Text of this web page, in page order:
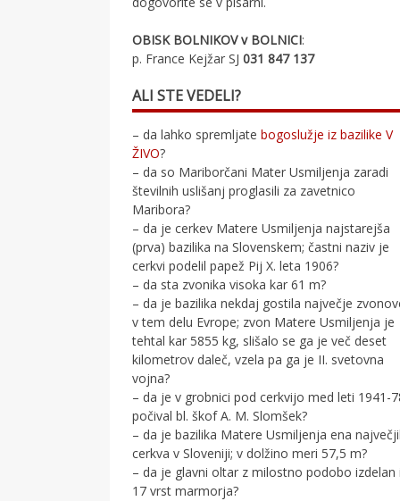
OBISK BOLNIKOV v BOLNICI:
p. France Kejžar SJ031 847 137
ALI STE VEDELI?
– da lahko spremljatebogoslužje iz bazilike V
ŽIVO?
– da so Mariborčani Mater Usmiljenja zaradi
številnih uslišanj proglasili za zavetnico
Maribora?
– da je cerkev Matere Usmiljenja najstarejša
(prva) bazilika na Slovenskem; častni naziv je
cerkvi podelil papež Pij X. leta 1906?
– da sta zvonika visoka kar 61 m?
– da je bazilika nekdaj gostila največje
v tem delu Evrope; zvon Matere Usmiljenja je
tehtal kar 5855 kg, slišalo se ga je več deset
kilometrov daleč, vzela pa ga je II. svetovna
vojna?
– da je v grobnici pod cerkvijo med leti 1941-
počival bl. škof A. M. Slomšek?
– da je bazilika Matere Usmiljenja ena
cerkva v Sloveniji; v dolžino meri 57,5 m?
– da je glavni oltar z milostno podobo izdelan
17 vrst marmorja?